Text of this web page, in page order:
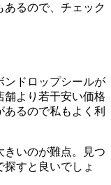
るので、チェック
ンドロップシールが
舗より若干安い価格
るので私もよく利
きいのが難点。見つ
すと良いでしょ